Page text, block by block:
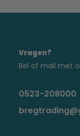
Vragen?
Bel of mail met
0523-208000